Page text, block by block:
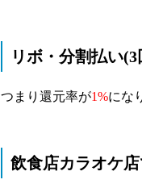
リボ・分割払い
つまり還元率が1%にな
飲食店カラオケ